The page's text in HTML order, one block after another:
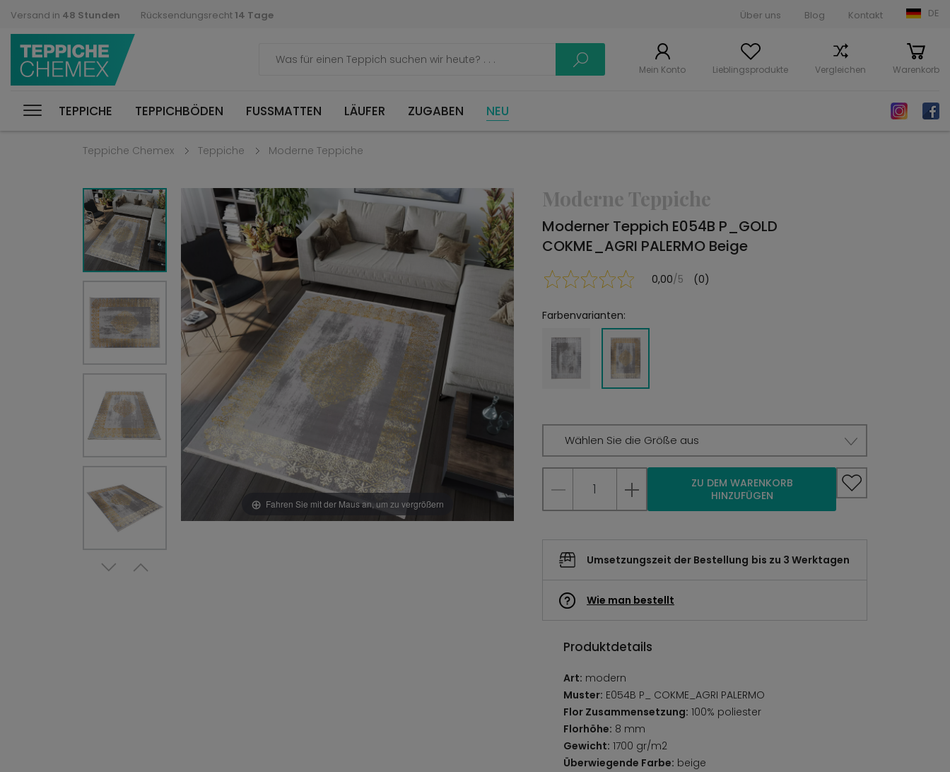
Versand in 48 Stunden Rücksendungsrecht 14 Tage Über uns Blog Kontakt DE
Mein Konto Lieblingsprodukte Vergleichen Warenkorb
TEPPICHE TEPPICHBÖDEN FUSSMATTEN LÄUFER ZUGABEN NEU
Teppiche Chemex Teppiche Moderne Teppiche
Fahren Sie mit der Maus an, um zu vergrößern
Moderne Teppiche
Moderner Teppich E054B P_GOLD
COKME_AGRI PALERMO Beige
0,00/5 (0)
Farbenvarianten:
Wählen Sie die Größe aus
ZU DEM WARENKORB
HINZUFÜGEN
Umsetzungszeit der Bestellung bis zu 3 Werktagen
Wie man bestellt
Produktdetails
Art: modern
Muster: E054B P_ COKME_AGRI PALERMO
Flor Zusammensetzung: 100% poliester
Florhöhe: 8 mm
Gewicht: 1700 gr/m2
Überwiegende Farbe: beige